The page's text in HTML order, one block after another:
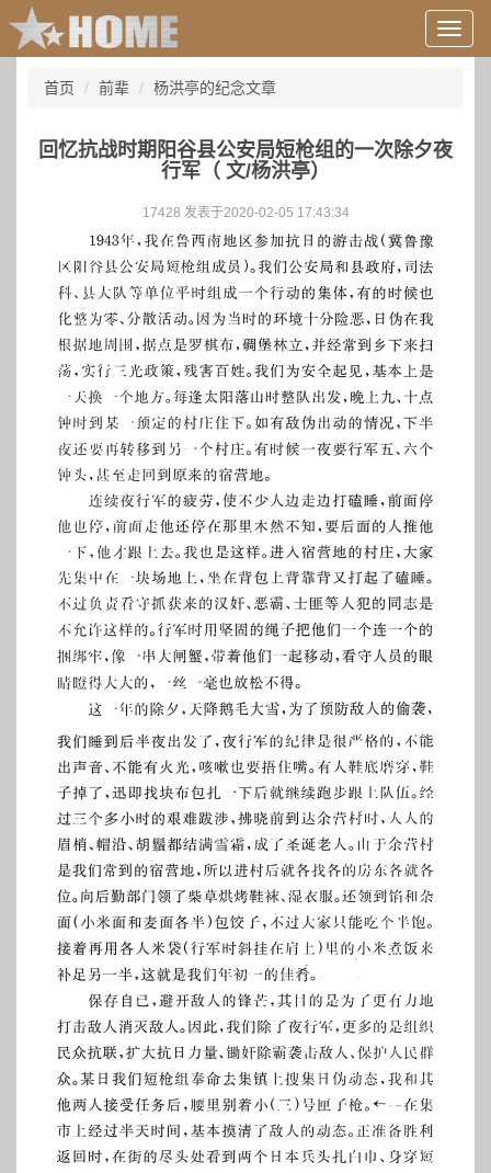
用
户
录
等
首页 前辈 杨洪亭的纪念文章
回忆抗战时期阳谷县公安局短枪组的一次除夕夜
行军（ 文/杨洪亭）
17428 发表于2020-02-05 17:43:34